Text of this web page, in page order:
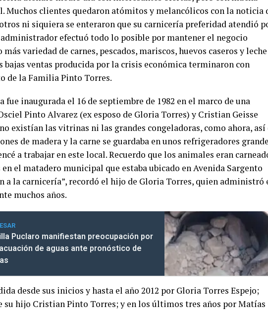
Muchos clientes quedaron atómitos y melancólicos con la noticia
ni siquiera se enteraron que su carnicería preferidad atendió
efectuó todo lo posible por mantener el negocio
variedad de carnes, pescados, mariscos, huevos caseros y leche
bajas ventas producida por la crisis económica terminaron con
de la Familia Pinto Torres.
fue inaugurada el 16 de septiembre de 1982 en el marco de una
Pinto Alvarez (ex esposo de Gloria Torres) y Cristian Geisse
existían las vitrinas ni las grandes congeladoras, como ahora, así
de madera y la carne se guardaba en unos refrigeradores
a trabajar en este local. Recuerdo que los animales eran
el matadero municipal que estaba ubicado en Avenida Sargento
a la carnicería”, recordó el hijo de Gloria Torres, quien administró
muchos años.
Puclaro manifiestan preocupación por
de aguas ante pronóstico de
desde sus inicios y hasta el año 2012 por Gloria Torres Espejo;
su hijo Cristian Pinto Torres; y en los últimos tres años por Matías